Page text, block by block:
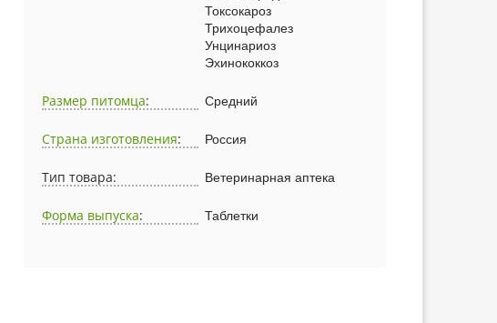
Токсокароз
Трихоцефалез
Унцинариоз
Эхинококкоз
Размер питомца: Средний
Страна изготовления: Россия
Тип товара: Ветеринарная аптека
Форма выпуска: Таблетки